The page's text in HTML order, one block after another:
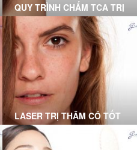
QUY TRÌNH CHẤM TCA TRỊ
SẸO RỖ CHUẨN Y KHOA
TẠI GRACE SKINCARE
CLINIC
LASER TRỊ THÂM CÓ TỐT
KHÔNG? DƯỚI ĐÂY LÀ
LỜI GIẢI ĐÁP DÀNH CHO